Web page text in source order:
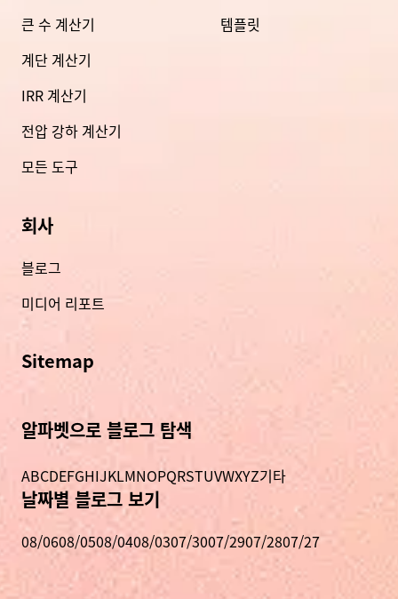
큰 수 계산기
계단 계산기
IRR 계산기
전압 강하 계산기
모든 도구
템플릿
회사
블로그
미디어 리포트
Sitemap
알파벳으로 블로그 탐색
ABCDEFGHIJKLMNOPQRSTUVWXYZ기타
날짜별 블로그 보기
08/0608/0508/0408/0307/3007/2907/2807/27